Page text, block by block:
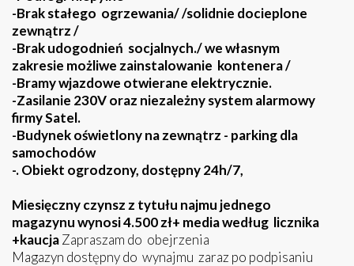
-Brak stałego ogrzewania/ /solidnie docieplone
zewnątrz /
-Brak udogodnień socjalnych./ we własnym
zakresie możliwe zainstalowanie kontenera /
-Bramy wjazdowe otwierane elektrycznie.
-Zasilanie 230V oraz niezależny system alarmowy
firmy Satel.
-Budynek oświetlony na zewnątrz - parking dla
samochodów
-. Obiekt ogrodzony, dostępny 24h/7,
Miesięczny czynsz z tytułu najmu jednego
magazynu wynosi 4.500 zł+ media według licznika
+kaucjaZapraszam do obejrzenia
Magazyn dostępny do wynajmu zaraz po podpisaniu